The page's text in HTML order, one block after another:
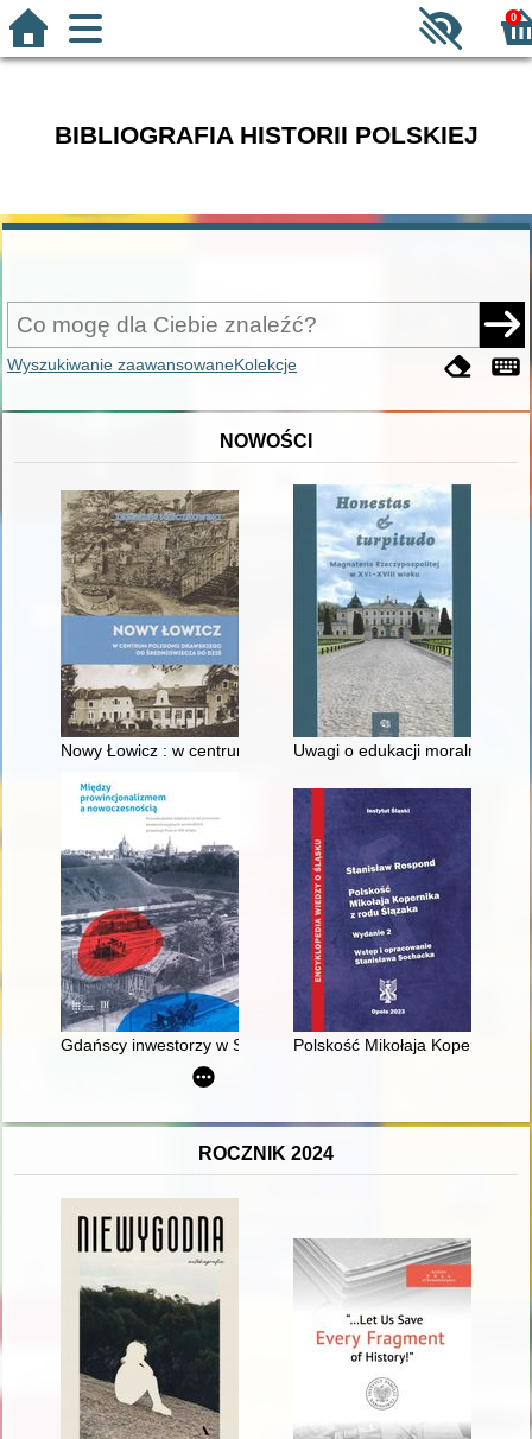
0
BIBLIOGRAFIA HISTORII POLSKIEJ
Wyszukiwanie zaawansowaneKolekcje
NOWOŚCI
Nowy Łowicz : w centrum poligonu drawskiego od
Uwagi o edukacji moralnej
Gdańscy inwestorzy w Sopocie : prestiż finansowy i
Polskość Mikołaja Kopernika z
ROCZNIK 2024